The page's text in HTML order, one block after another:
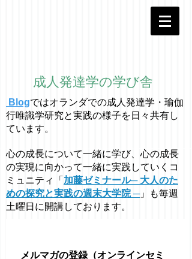
成人発達学の学び舎
Blogではオラ ンダでの成人発達学・ 瑜伽
行唯識学研究と実践の様子を日々共有し
ています。
心の成長について一緒に学び、心の成長
の実現に向かって一緒に実践していくコ
ミュニティ「 加藤ゼミナール─ 大人のた
めの探究と実践の週末大学院 ─」も毎週
土曜日に開講しております。
メルマガの登録（オンラインセミ